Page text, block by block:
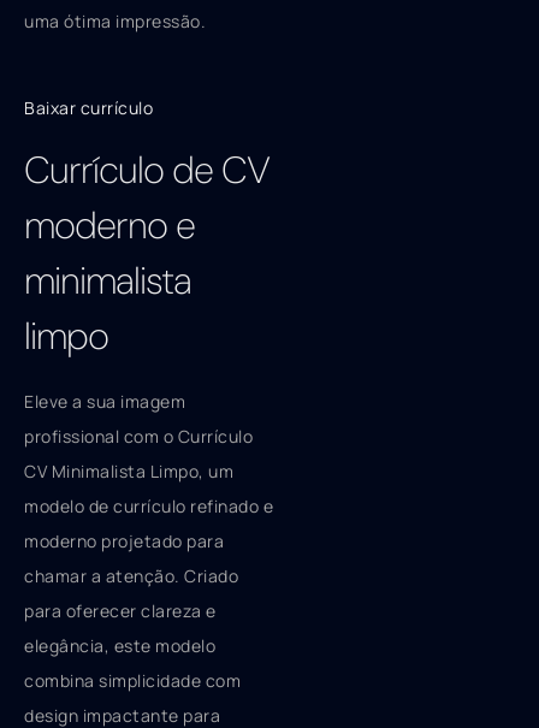
uma ótima impressão.
Baixar currículo
Currículo de CV
moderno e
minimalista
limpo
Eleve a sua imagem
profissional com o Currículo
CV Minimalista Limpo, um
modelo de currículo refinado e
moderno projetado para
chamar a atenção. Criado
para oferecer clareza e
elegância, este modelo
combina simplicidade com
design impactante para